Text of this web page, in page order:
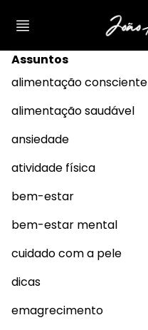
Assuntos
alimentação consciente
alimentação saudável
ansiedade
atividade física
bem-estar
bem-estar mental
cuidado com a pele
dicas
emagrecimento